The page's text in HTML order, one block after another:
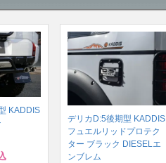
KADDIS
デリカD:5後期型 KADDIS
フュエルリッドプロテク
ター ブラック DIESELエ
ンブレム